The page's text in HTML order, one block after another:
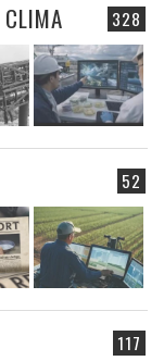
328
CLIMA
52
117